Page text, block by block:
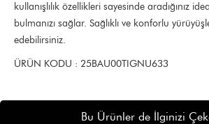
kullanışlılık özellikleri sayesinde aradığınız
bulmanızı sağlar. Sağlıklı ve konforlu
edebilirsiniz.
ÜRÜN KODU : 25BAU00TIGNU633
Bu Ürünler de İlginizi